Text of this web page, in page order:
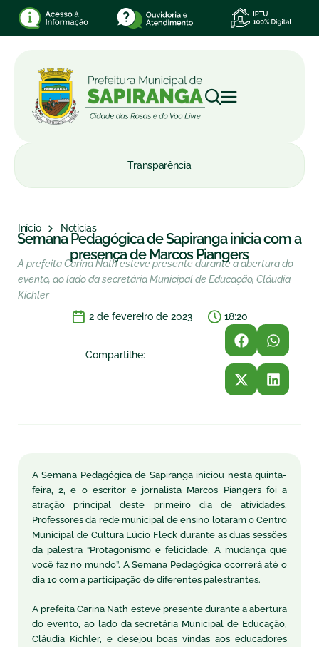
Transparência
Início Notícias
Semana Pedagógica de Sapiranga inicia com a
presença de Marcos Piangers
A prefeita Carina Nath esteve presente durante a abertura do
evento, ao lado da secretária Municipal de Educação, Cláudia
Kichler
2 de fevereiro de 2023
18:20
Compartilhe:
A Semana Pedagógica de Sapiranga iniciou nesta quinta-
feira, 2, e o escritor e jornalista Marcos Piangers foi a
atração principal deste primeiro dia de atividades.
Professores da rede municipal de ensino lotaram o Centro
Municipal de Cultura Lúcio Fleck durante as duas sessões
da palestra “Protagonismo e felicidade. A mudança que
você faz no mundo”. A Semana Pedagógica ocorrerá até o
dia 10 com a participação de diferentes palestrantes.
A prefeita Carina Nath esteve presente durante a abertura
do evento, ao lado da secretária Municipal de Educação,
Cláudia Kichler, e desejou boas vindas aos educadores